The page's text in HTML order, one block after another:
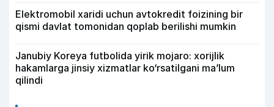
Elektromobil xaridi uchun avtokredit foizining bir
qismi davlat tomonidan qoplab berilishi mumkin
Janubiy Koreya futbolida yirik mojaro: xorijlik
hakamlarga jinsiy xizmatlar ko‘rsatilgani ma’lum
qilindi